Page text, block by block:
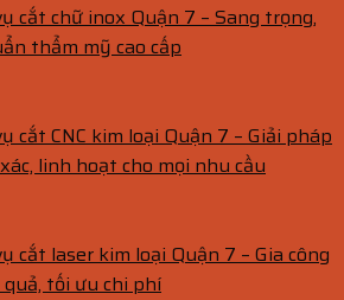
cắt chữ inox Quận 7 – Sang trọng,
thẩm mỹ cao cấp
cắt CNC kim loại Quận 7 – Giải pháp
linh hoạt cho mọi nhu cầu
cắt laser kim loại Quận 7 – Gia công
tối ưu chi phí